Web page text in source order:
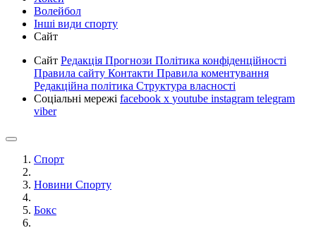
Волейбол
Інші види спорту
Сайт
Сайт Редакція Прогнози Політика конфіденційності
Правила сайту Контакти Правила коментування
Редакційна політика Структура власності
Соціальні мережі facebook x youtube instagram telegram
viber
Спорт
Новини Спорту
Бокс